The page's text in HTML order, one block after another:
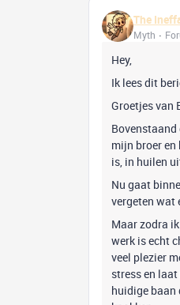
The
Myth
Hey,
Ik lees dit
Groetjes van
mijn broer en
is, in huilen
Nu gaat
vergeten wat
Maar zodra
werk is echt
veel plezier
stress en
huidige baan